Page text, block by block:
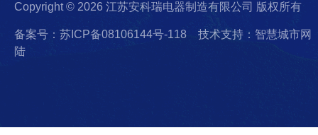
Copyright © 2026 江苏安科瑞电器制造有限公司 版权所有
备案号：苏ICP备08106144号-118
技术支持：智慧城市网
陆